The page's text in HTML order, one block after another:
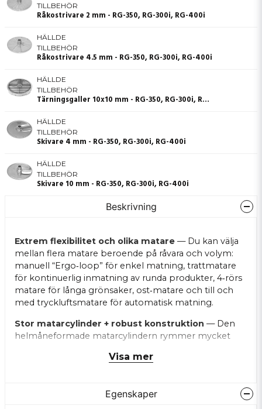
TILLBEHÖR
Råkostrivare 2 mm - RG-350, RG-300i, RG-400i
HÄLLDE
TILLBEHÖR
Råkostrivare 4.5 mm - RG-350, RG-300i, RG-400i
HÄLLDE
TILLBEHÖR
Tärningsgaller 10x10 mm - RG-350, RG-300i, RG-400i
HÄLLDE
TILLBEHÖR
Skivare 4 mm - RG-350, RG-300i, RG-400i
HÄLLDE
TILLBEHÖR
Skivare 10 mm - RG-350, RG-300i, RG-400i
Beskrivning
Extrem flexibilitet och olika matare — Du kan välja
mellan flera matare beroende på råvara och volym:
manuell “Ergo‑loop” för enkel matning, trattmatare
för kontinuerlig inmatning av runda produkter, 4‑rörs
matare för långa grönsaker, ost‑matare och till och
med tryckluftsmatare för automatisk matning.
Stor matarcylinder + robust konstruktion — Den
helmåneformade matarcylindern rymmer mycket
diameter på 215 mm får du snabb, jämn och ren
Elektronik & drift för industriellt bruk
Visa mer
Egenskaper